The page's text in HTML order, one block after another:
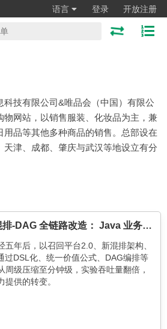
语言 登录 开放注册
科技有限公司&唯品会（中国）有限公
物网站，以销售服装、化妆品为主，兼
用品等其他多种商品的销售。总部设在
天津、成都、肇庆与武汉等地设立有分
唯品会搜推的召回-混排-DAG 全链路改造： Java 业务工程的自我救赎之路
五年后，以召回平台2.0、新混排架构、
过DSL化、统一价值公式、DAG编排等
周级压缩至分钟级，实验吞吐量翻倍，
供的转变。